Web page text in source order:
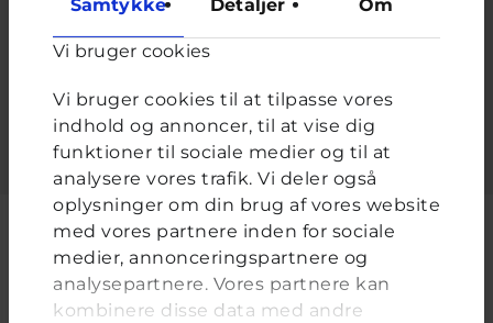
Samtykke Detaljer Om
Vi bruger cookies
Vi bruger cookies til at tilpasse vores
indhold og annoncer, til at vise dig
funktioner til sociale medier og til at
analysere vores trafik. Vi deler også
oplysninger om din brug af vores website
med vores partnere inden for sociale
medier, annonceringspartnere og
analysepartnere. Vores partnere kan
kombinere disse data med andre
Adgangskode*
Cyberhus er et klubhus på nettet for dig op til 25 år. Du kan skrive til
en voksen og få rådgivning i vores brevkasser og chat, dele dine